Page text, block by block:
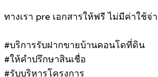
ทางเรา pre เอกสารให้ฟรี ไม่มีค่าใช้
#บริการรับฝากขายบ้านคอนโดที่ดิน
#ให้คำปรึกษาสินเชื่อ
#รับบริหารโครงการ